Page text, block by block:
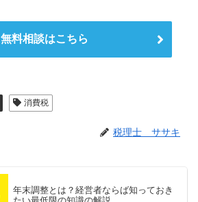
無料相談はこちら
消費税
税理士 ササキ
年末調整とは？経営者ならば知っておき